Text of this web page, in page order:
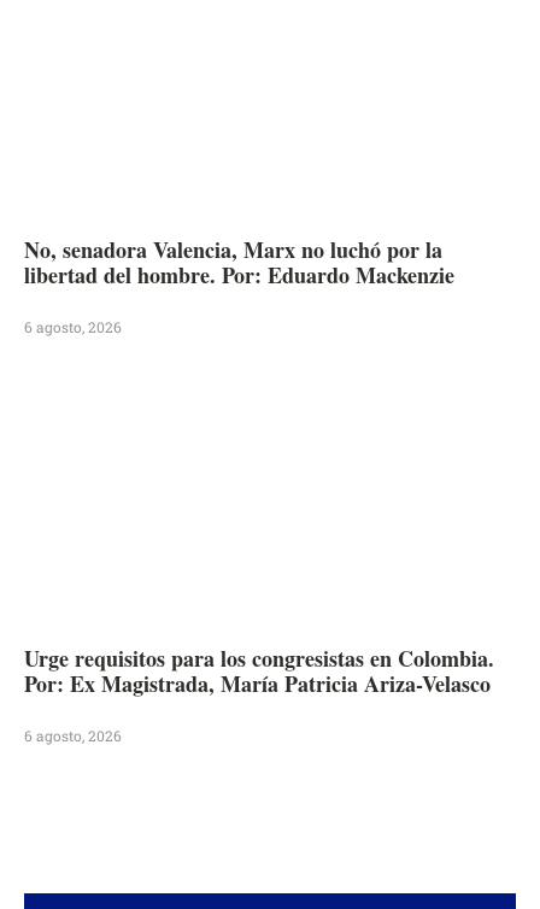
No, senadora Valencia, Marx no luchó por la
libertad del hombre. Por: Eduardo Mackenzie
6 agosto, 2026
Urge requisitos para los congresistas en Colombia.
Por: Ex Magistrada, María Patricia Ariza-Velasco
6 agosto, 2026